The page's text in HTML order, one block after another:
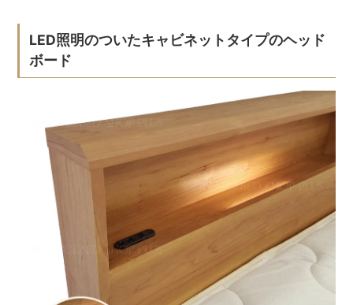
LED照明のついたキャビネットタイプのヘッド
ボード